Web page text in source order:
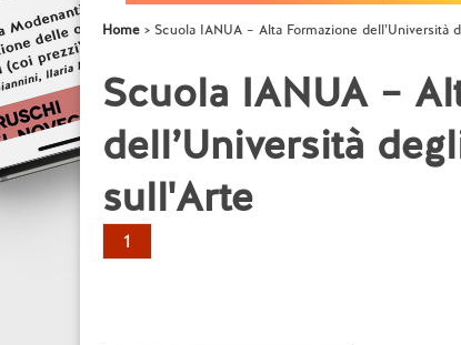
Home Scuola IANUA – Alta Formazione
Scuola IANUA –
dell’Università
sull'Arte
1